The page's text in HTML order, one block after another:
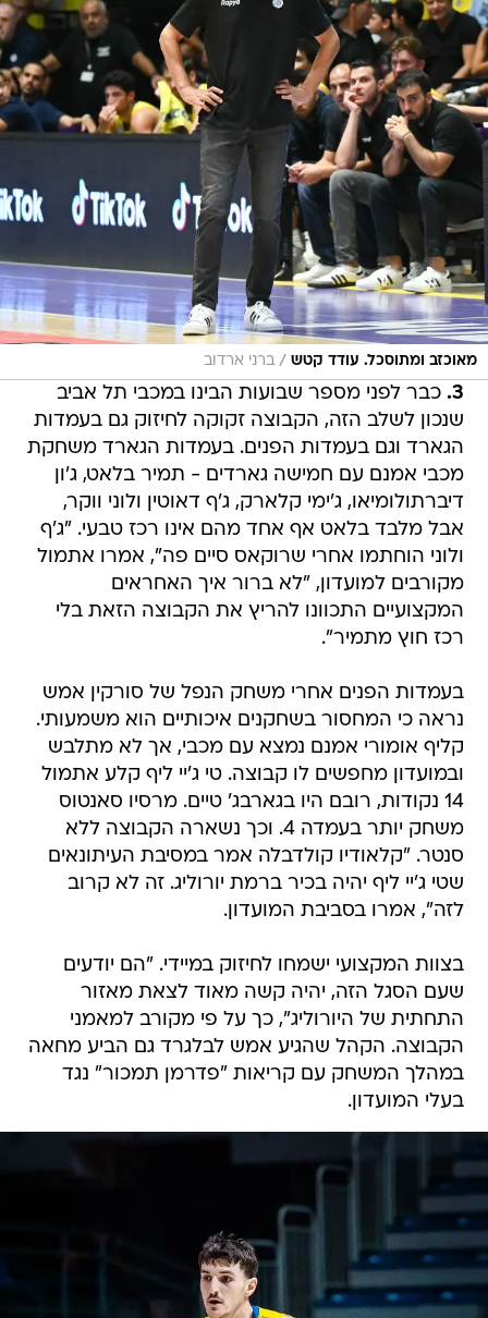
מאוכזב ומתוסכל. עודד קטש / ברני ארדוב
3.⁠ ⁠כבר לפני מספר שבועות הבינו במכבי תל אביב
שנכון לשלב הזה, הקבוצה זקוקה לחיזוק גם בעמדות
הגארד וגם בעמדות הפנים. בעמדות הגארד משחקת
מכבי אמנם עם חמישה גארדים - תמיר בלאט, ג'ון
דיברתולומיאו, ג'ימי קלארק, ג'ף דאוטין ולוני ווקר,
אבל מלבד בלאט אף אחד מהם אינו רכז טבעי. "ג'ף
ולוני הוחתמו אחרי שרוקאס סיים פה", אמרו אתמול
מקורבים למועדון, "לא ברור איך האחראים
המקצועיים התכוונו להריץ את הקבוצה הזאת בלי
רכז חוץ מתמיר".
בעמדות הפנים אחרי משחק הנפל של סורקין אמש
נראה כי המחסור בשחקנים איכותיים הוא משמעותי.
קליף אומורי אמנם נמצא עם מכבי, אך לא מתלבש
ובמועדון מחפשים לו קבוצה. טי ג'יי ליף קלע אתמול
14 נקודות, רובם היו בגארבג' טיים. מרסיו סאנטוס
משחק יותר בעמדה 4. וכך נשארה הקבוצה ללא
סנטר. "קלאודיו קולדבלה אמר במסיבת העיתונאים
שטי ג'יי ליף יהיה בכיר ברמת יורוליג. זה לא קרוב
לזה", אמרו בסביבת המועדון.
בצוות המקצועי ישמחו לחיזוק במיידי. "הם יודעים
שעם הסגל הזה, יהיה קשה מאוד לצאת מאזור
התחתית של היורוליג", כך על פי מקורב למאמני
הקבוצה. הקהל שהגיע אמש לבלגרד גם הביע מחאה
במהלך המשחק עם קריאות "פדרמן תמכור" נגד
בעלי המועדון.